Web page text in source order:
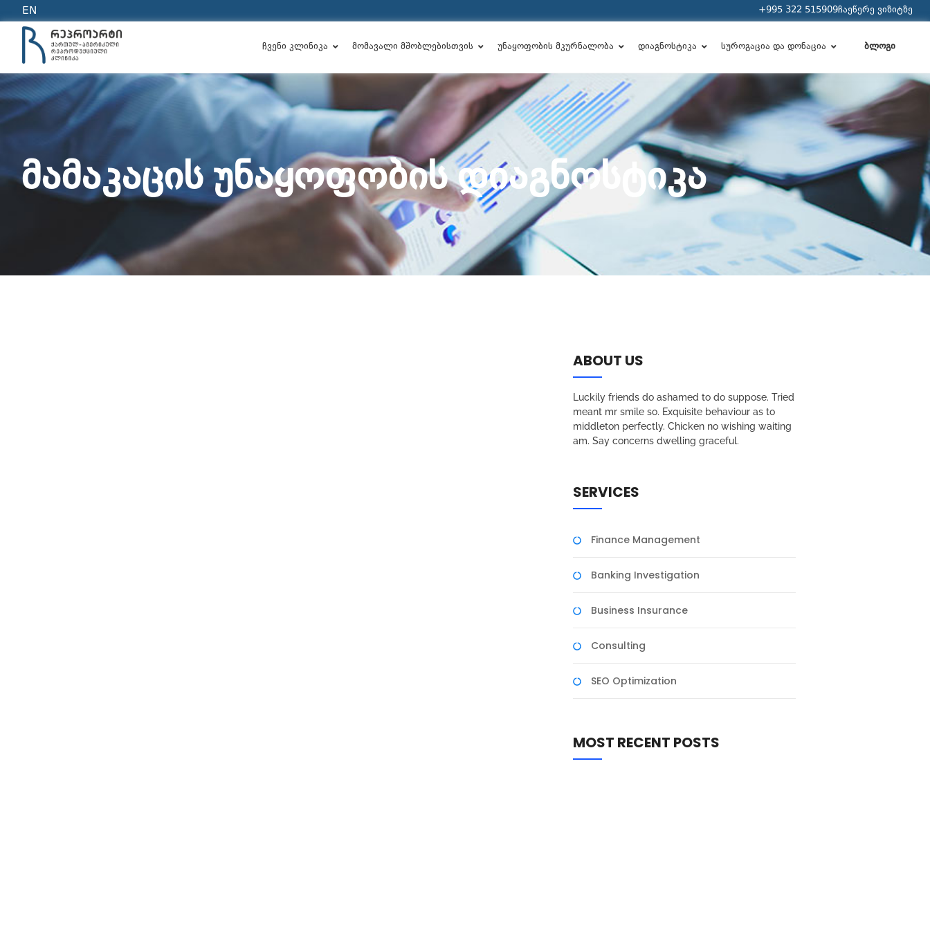
EN +995 322 515909ჩაეწერე ვიზიტზე
ჩვენი კლინიკა მომავალი მშობლებისთვის უნაყოფობის მკურნალობა დიაგნოსტიკა სუროგაცია და დონაცია ბლოგი
ᲛᲐᲛᲐᲙᲐᲪᲘᲡ ᲣᲜᲐᲧᲝᲤᲝᲑᲘᲡ ᲓᲘᲐᲒᲜᲝᲡᲢᲘᲙᲐ
ABOUT US
Luckily friends do ashamed to do suppose. Tried
meant mr smile so. Exquisite behaviour as to
middleton perfectly. Chicken no wishing waiting
am. Say concerns dwelling graceful.
SERVICES
Finance Management
Banking Investigation
Business Insurance
Consulting
SEO Optimization
MOST RECENT POSTS